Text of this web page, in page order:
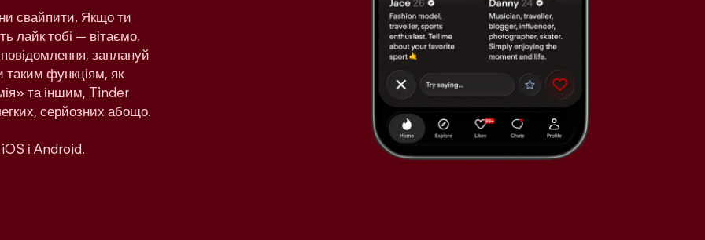
свайпити. Якщо ти
лайк тобі — вітаємо,
заплануй
таким функціям, як
та іншим, Tinder
серйозних абощо.
і Android.